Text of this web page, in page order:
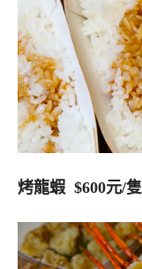
烤龍蝦 $600元/隻